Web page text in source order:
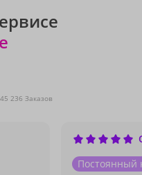
45 236 Заказов
Постоянный